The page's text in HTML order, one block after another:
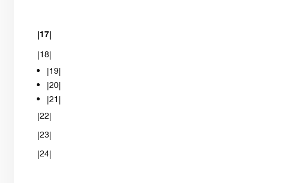
|17|
|18|
|19|
|20|
|21|
|22|
|23|
|24|